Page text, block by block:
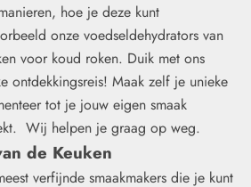
hoe je deze kunt
onze voedseldehydrators van
voor koud roken. Duik met ons
ontdekkingsreis! Maak zelf je unieke
tot je jouw eigen smaak
Wij helpen je graag op weg.
de Keuken
verfijnde smaakmakers die je kunt